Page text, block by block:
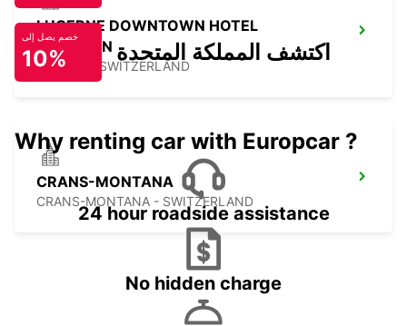
LUCERNE DOWNTOWN HOTEL
RADISSON
LUZERN - SWITZERLAND
CRANS-MONTANA
CRANS-MONTANA - SWITZERLAND
خصم يصل إلى
10% اكتشف المملكة المتحدة
Why renting car with Europcar ?
24 hour roadside assistance
No hidden charge